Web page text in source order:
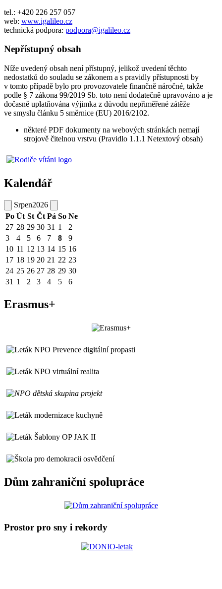
tel.: +420 226 257 057
web: www.igalileo.cz
technická podpora: podpora@igalileo.cz
Nepřístupný obsah
Níže uvedený obsah není přístupný, jelikož uvedení těchto
nedostatků do souladu se zákonem a s pravidly přístupnosti by
v tomto případě bylo pro provozovatele finančně náročné, takže
podle § 7 zákona 99/2019 Sb. toto není dodatečně upravováno a je
dočasně uplatňována výjimka z důvodu nepřiměřené zátěže
ve smyslu článku 5 směrnice (EU) 2016/2102.
některé PDF dokumenty na webových stránkách nemají
strojově čitelnou vrstvu (Pravidlo 1.1.1 Netextový obsah)
Kalendář
Srpen2026
Po Út St Čt Pá So Ne
27 28 29 30 31 1
2
3
4 5 6 7 8
9
10 11 12 13 14 15 16
17 18 19 20 21 22 23
24 25 26 27 28 29 30
31 1 2 3 4 5 6
Erasmus+
Dům zahraniční spolupráce
Prostor pro sny i rekordy